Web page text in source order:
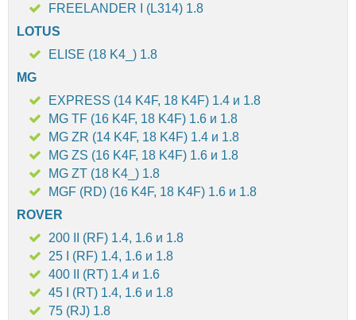
FREELANDER I (L314) 1.8
LOTUS
ELISE (18 K4_) 1.8
MG
EXPRESS (14 K4F, 18 K4F) 1.4 и 1.8
MG TF (16 K4F, 18 K4F) 1.6 и 1.8
MG ZR (14 K4F, 18 K4F) 1.4 и 1.8
MG ZS (16 K4F, 18 K4F) 1.6 и 1.8
MG ZT (18 K4_) 1.8
MGF (RD) (16 K4F, 18 K4F) 1.6 и 1.8
ROVER
200 II (RF) 1.4, 1.6 и 1.8
25 I (RF) 1.4, 1.6 и 1.8
400 II (RT) 1.4 и 1.6
45 I (RT) 1.4, 1.6 и 1.8
75 (RJ) 1.8